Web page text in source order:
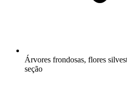
Árvores frondosas, flores
seção